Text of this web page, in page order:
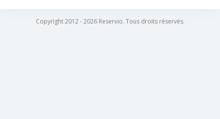
Copyright 2012 - 2026 Reservio. Tous droits réservés.